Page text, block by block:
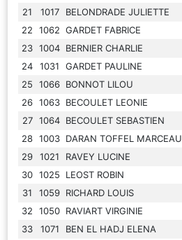
21
1017 BELONDRADE JULIETTE
22
1062 GARDET FABRICE
23 1004 BERNIER CHARLIE
24
1031 GARDET PAULINE
25
1066 BONNOT LILOU
26 1063 BECOULET LEONIE
27 1064 BECOULET SEBASTIEN
28 1003 DARAN TOFFEL MARCEAU
29
1021 RAVEY LUCINE
30 1025 LEOST ROBIN
31
1059 RICHARD LOUIS
32
1050 RAVIART VIRGINIE
33
1071 BEN EL HADJ ELENA